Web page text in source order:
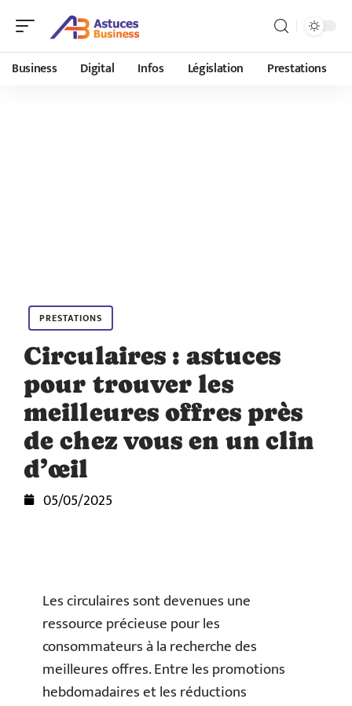
Business Digital Infos Législation Prestations
PRESTATIONS
Circulaires : astuces
pour trouver les
meilleures offres près
de chez vous en un clin
d’œil
05/05/2025
Les circulaires sont devenues une
ressource précieuse pour les
consommateurs à la recherche des
meilleures offres. Entre les promotions
hebdomadaires et les réductions